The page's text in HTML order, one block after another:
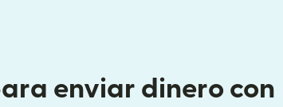
enviar dinero con